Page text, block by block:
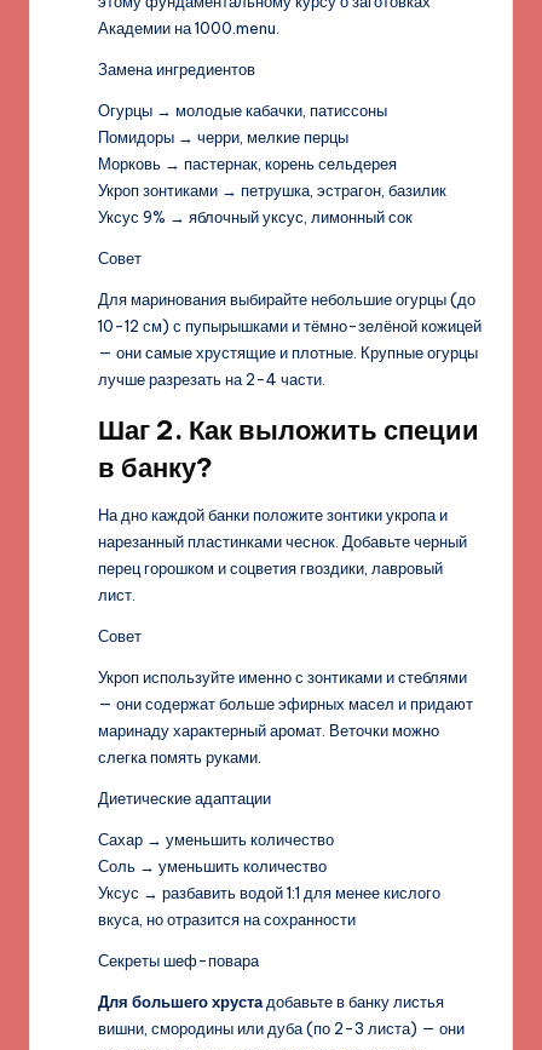
Академии на 1000.menu.
Замена ингредиентов
Огурцы → молодые кабачки, патиссоны
Помидоры → черри, мелкие перцы
Морковь → пастернак, корень сельдерея
Укроп зонтиками → петрушка, эстрагон, базилик
Уксус 9% → яблочный уксус, лимонный сок
Совет
Для маринования выбирайте небольшие огурцы (до
10-12 см) с пупырышками и тёмно-зелёной кожицей
— они самые хрустящие и плотные. Крупные огурцы
лучше разрезать на 2-4 части.
Шаг 2. Как выложить специи
в банку?
На дно каждой банки положите зонтики укропа и
нарезанный пластинками чеснок. Добавьте черный
перец горошком и соцветия гвоздики, лавровый
лист.
Совет
Укроп используйте именно с зонтиками и стеблями
— они содержат больше эфирных масел и придают
маринаду характерный аромат. Веточки можно
слегка помять руками.
Диетические адаптации
Сахар → уменьшить количество
Соль → уменьшить количество
Уксус → разбавить водой 1:1 для менее кислого
вкуса, но отразится на сохранности
Секреты шеф-повара
Для большего хруста добавьте в банку листья
вишни, смородины или дуба (по 2-3 листа) — они